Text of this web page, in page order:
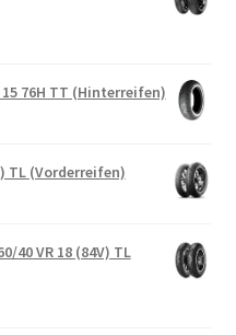
15 76H TT (Hinterreifen)
TL (Vorderreifen)
40 VR 18 (84V) TL